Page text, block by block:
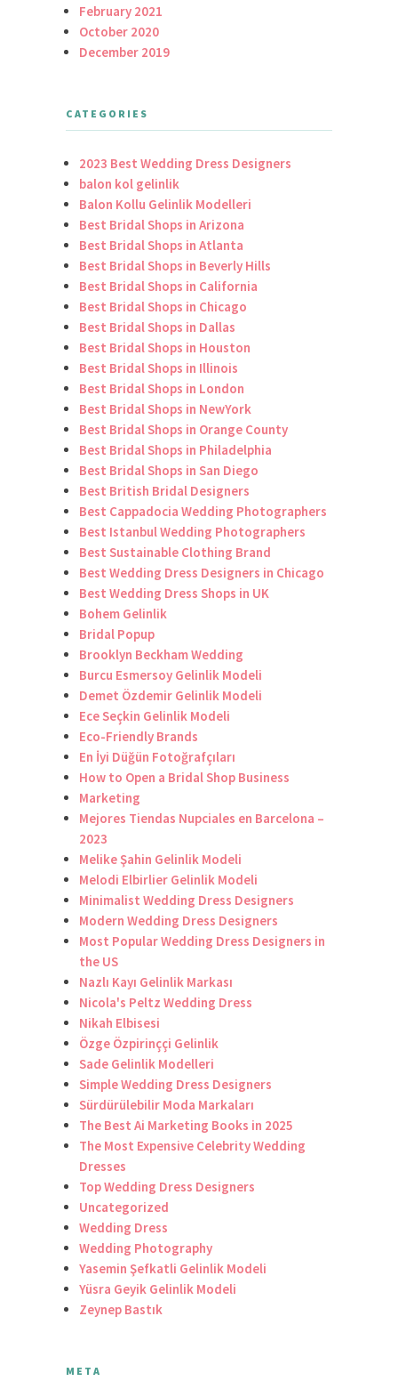
February 2021
October 2020
December 2019
CATEGORIES
2023 Best Wedding Dress Designers
balon kol gelinlik
Balon Kollu Gelinlik Modelleri
Best Bridal Shops in Arizona
Best Bridal Shops in Atlanta
Best Bridal Shops in Beverly Hills
Best Bridal Shops in California
Best Bridal Shops in Chicago
Best Bridal Shops in Dallas
Best Bridal Shops in Houston
Best Bridal Shops in Illinois
Best Bridal Shops in London
Best Bridal Shops in NewYork
Best Bridal Shops in Orange County
Best Bridal Shops in Philadelphia
Best Bridal Shops in San Diego
Best British Bridal Designers
Best Cappadocia Wedding Photographers
Best Istanbul Wedding Photographers
Best Sustainable Clothing Brand
Best Wedding Dress Designers in Chicago
Best Wedding Dress Shops in UK
Bohem Gelinlik
Bridal Popup
Brooklyn Beckham Wedding
Burcu Esmersoy Gelinlik Modeli
Demet Özdemir Gelinlik Modeli
Ece Seçkin Gelinlik Modeli
Eco-Friendly Brands
En İyi Düğün Fotoğrafçıları
How to Open a Bridal Shop Business
Marketing
Mejores Tiendas Nupciales en Barcelona –
2023
Melike Şahin Gelinlik Modeli
Melodi Elbirlier Gelinlik Modeli
Minimalist Wedding Dress Designers
Modern Wedding Dress Designers
Most Popular Wedding Dress Designers in
the US
Nazlı Kayı Gelinlik Markası
Nicola's Peltz Wedding Dress
Nikah Elbisesi
Özge Özpirinççi Gelinlik
Sade Gelinlik Modelleri
Simple Wedding Dress Designers
Sürdürülebilir Moda Markaları
The Best Ai Marketing Books in 2025
The Most Expensive Celebrity Wedding
Dresses
Top Wedding Dress Designers
Uncategorized
Wedding Dress
Wedding Photography
Yasemin Şefkatli Gelinlik Modeli
Yüsra Geyik Gelinlik Modeli
Zeynep Bastık
META